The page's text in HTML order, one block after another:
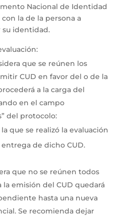
Nacional de Identidad
la de la persona a
su identidad.
que se reúnen los
CUD en favor del o de la
a la carga del
en el campo
del protocolo:
que se realizó la evaluación
de dicho CUD.
que no se reúnen todos
la emisión del CUD quedará
hasta una nueva
Se recomienda dejar